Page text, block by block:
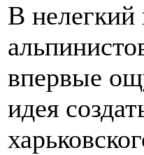
В нелегкий
впервые
идея